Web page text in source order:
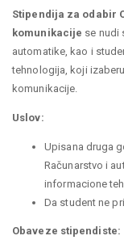
Stipendija za odabir
komunikacije se nudi
automatike, kao i
tehnologija, koji
komunikacije.
Uslov:
Upisana druga
Računarstvo i
informacione
Da student ne
Obaveze stipendiste: